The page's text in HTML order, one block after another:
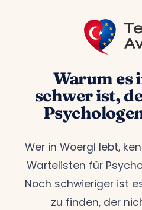
Warum es
schwer ist,
Wer in Woergl lebt,
Wartelisten für
Noch schwieriger ist
zu finden, der